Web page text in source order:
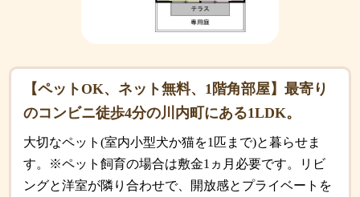
【ペットOK、ネット無料、1階角部屋】最寄り
のコンビニ徒歩4分の川内町にある1LDK。
大切なペット(室内小型犬か猫を1匹まで)と暮らせま
す。※ペット飼育の場合は敷金1ヵ月必要です。リビ
ングと洋室が隣り合わせで、開放感とプライベートを